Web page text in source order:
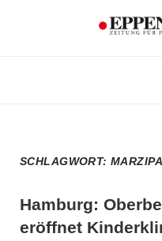
SCHLAGWORT:
Hamburg:
eröffnet